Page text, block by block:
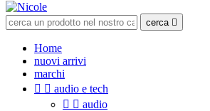
cerca 
Home
nuovi arrivi
marchi
  audio e tech
  audio